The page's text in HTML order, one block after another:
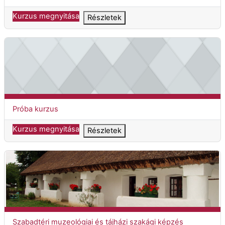
Kurzus megnyitása Részletek
Próba kurzus
Kurzuscím
Próba kurzus
Kurzus megnyitása Részletek
Szabadtéri muzeológiai és tájházi szakági képzés SZMT60T-
Kurzuscím
Szabadtéri muzeológiai és tájházi szakági képzés